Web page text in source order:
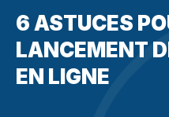
6 ASTUCES
LANCEMENT
EN LIGNE